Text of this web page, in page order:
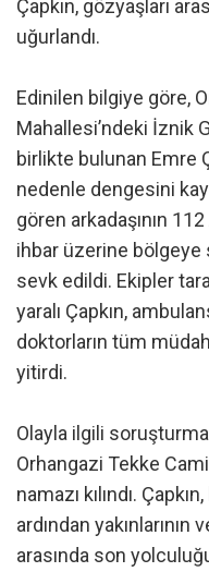
Çapkın, gözyaşları
uğurlandı.
Edinilen bilgiye göre,
Mahallesi’ndeki İznik
birlikte bulunan Emre
nedenle dengesini
gören arkadaşının
ihbar üzerine bölgeye
sevk edildi. Ekipler
yaralı Çapkın,
doktorların tüm
yitirdi.
Olayla ilgili
Orhangazi Tekke
namazı kılındı.
ardından
arasında son